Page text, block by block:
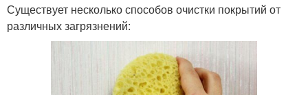
Существует несколько способов очистки покрытий от
различных загрязнений: